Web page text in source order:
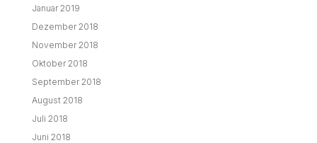
Januar 2019
Dezember 2018
November 2018
Oktober 2018
September 2018
August 2018
Juli 2018
Juni 2018